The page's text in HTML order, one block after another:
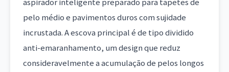
pelo médio e pavimentos duros com sujidade
incrustada. A escova principal é de tipo dividido
anti-emaranhamento, um design que reduz
consideravelmente a acumulação de pelos longos